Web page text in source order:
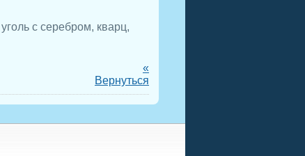
с серебром, кварц,
«
Вернуться